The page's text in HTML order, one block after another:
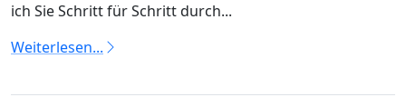
ich Sie Schritt für Schritt durch...
Weiterlesen...